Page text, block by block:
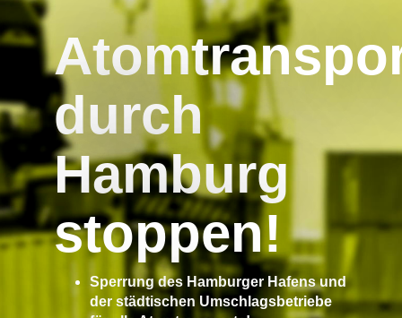
durch
Hamburg
stoppen!
Sperrung des Hamburger Hafens und
der städtischen Umschlagsbetriebe